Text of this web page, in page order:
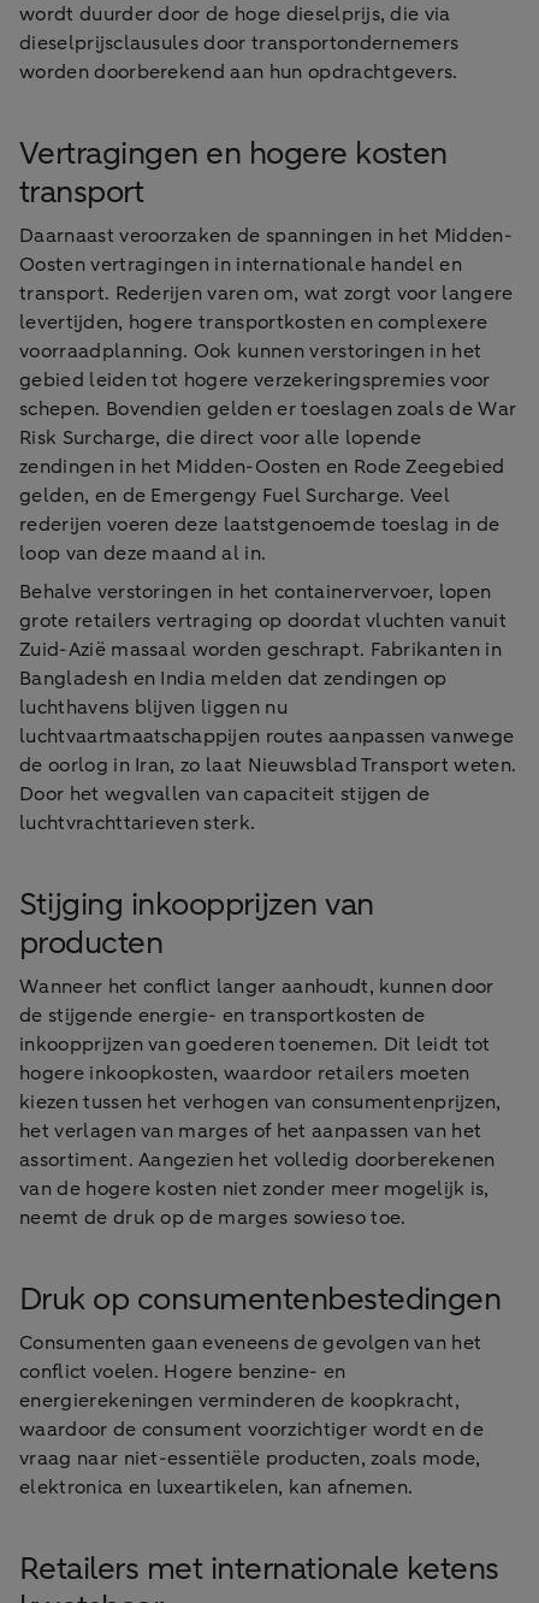
wordt duurder door de hoge dieselprijs, die via
dieselprijsclausules door transportondernemers
worden doorberekend aan hun opdrachtgevers.
Vertragingen en hogere kosten
transport
Daarnaast veroorzaken de spanningen in het Midden-
Oosten vertragingen in internationale handel en
transport. Rederijen varen om, wat zorgt voor langere
levertijden, hogere transportkosten en complexere
voorraadplanning. Ook kunnen verstoringen in het
gebied leiden tot hogere verzekeringspremies voor
schepen. Bovendien gelden er toeslagen zoals de War
Risk Surcharge, die direct voor alle lopende
zendingen in het Midden-Oosten en Rode Zeegebied
gelden, en de Emergengy Fuel Surcharge. Veel
rederijen voeren deze laatstgenoemde toeslag in de
loop van deze maand al in.
Behalve verstoringen in het containervervoer, lopen
grote retailers vertraging op doordat vluchten vanuit
Zuid-Azië massaal worden geschrapt. Fabrikanten in
Bangladesh en India melden dat zendingen op
luchthavens blijven liggen nu
luchtvaartmaatschappijen routes aanpassen vanwege
de oorlog in Iran, zo laat Nieuwsblad Transport weten.
Door het wegvallen van capaciteit stijgen de
luchtvrachttarieven sterk.
Stijging inkoopprijzen van
producten
Wanneer het conflict langer aanhoudt, kunnen door
de stijgende energie- en transportkosten de
inkoopprijzen van goederen toenemen. Dit leidt tot
hogere inkoopkosten, waardoor retailers moeten
kiezen tussen het verhogen van consumentenprijzen,
het verlagen van marges of het aanpassen van het
assortiment. Aangezien het volledig doorberekenen
van de hogere kosten niet zonder meer mogelijk is,
neemt de druk op de marges sowieso toe.
Druk op consumentenbestedingen
Consumenten gaan eveneens de gevolgen van het
conflict voelen. Hogere benzine- en
energierekeningen verminderen de koopkracht,
waardoor de consument voorzichtiger wordt en de
vraag naar niet-essentiële producten, zoals mode,
elektronica en luxeartikelen, kan afnemen.
Retailers met internationale ketens